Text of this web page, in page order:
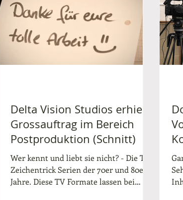
nächste Level zu heben, dann ist die
Videoproduktion eine hervorragende
Wahl. Sie bietet nicht nur eine
ansprechende Darstellung Ihrer
Produkte und Dienstleistung
Delta Vision Studios erhielt
Grossauftrag im Bereich
Postproduktion (Schnitt)
Wer kennt und liebt sie nicht? - Die TV
Zeichentrick Serien der 70er und 80er
Jahre. Diese TV Formate lassen bei